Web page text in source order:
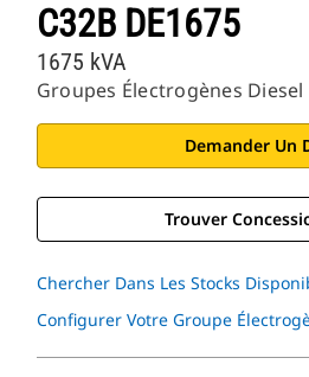
C32B DE1675
Groupes Électrogènes Diesel
1675 kVA
Demander Un
Trouver
Chercher Dans Les Stocks
Configurer Votre Groupe